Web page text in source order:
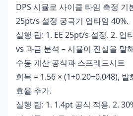
DPS 시뮬로 사이클 타임 측정 기
25pt/s 설정 궁극기 업타임 40%.
실행 팁: 1. EE 25pt/s 설정. 2. 업
vs 과금 분석 – 시뮬이 진실을 말
수동 계산 공식과 스프레드시트
회복 = 1.56 × (1+0.20+0.048),
효율 추가.
실행 팁: 1. 1.4pt 공식 적용. 2.